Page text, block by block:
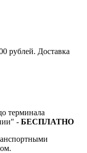
рублей. Доставка
терминала
- БЕСПЛАТНО